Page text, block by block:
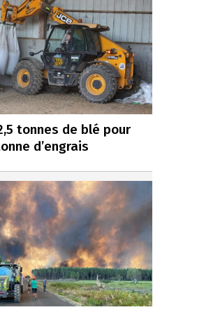
tonnes de blé pour
d’engrais